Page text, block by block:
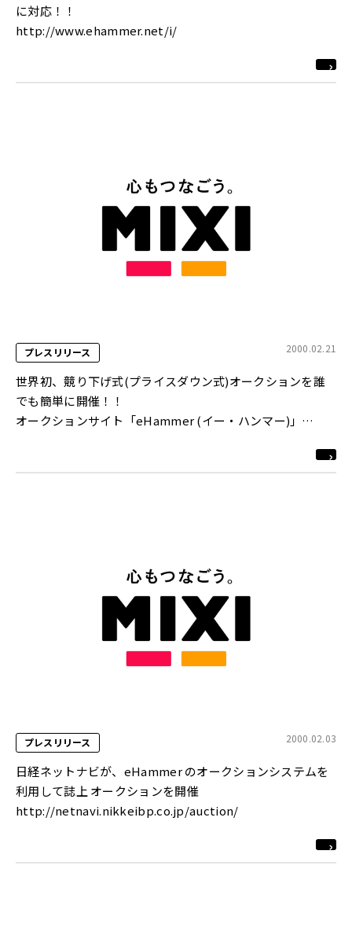
に対応！！
http://www.ehammer.net/i/
プレスリリース 2000.02.21
世界初、競り下げ式(プライスダウン式)オークションを誰
でも簡単に開催！！
オークションサイト「eHammer (イー・ハンマー)」
プレスリリース 2000.02.03
日経ネットナビが、eHammer のオークションシステムを
利用して誌上 オークションを開催
http://netnavi.nikkeibp.co.jp/auction/